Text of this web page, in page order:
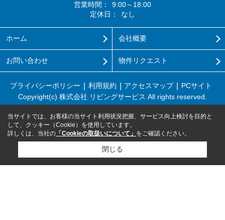
営業時間：
9:00～18:00
定休日：
なし
ホーム 会社概要
お問い合わせ 物件リクエスト
プライバシーポリシー 利用規約 アクセスマップ
PCサイト
Copyright(c) 株式会社 リビングサービス All rights reserved.
当サイトでは、お客様の当サイト利用状況把握、サービス向上検討を目的と
して、クッキー（Cookie）を使用しています。
詳しくは、当社の 「Cookieの取扱いについて」 をご確認ください。
閉じる